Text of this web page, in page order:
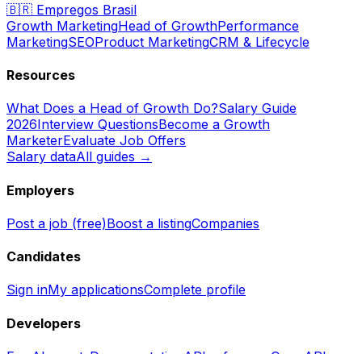
🇧🇷 Empregos Brasil
Growth MarketingHead of GrowthPerformance
MarketingSEOProduct MarketingCRM & Lifecycle
Resources
What Does a Head of Growth Do?Salary Guide
2026Interview QuestionsBecome a Growth
MarketerEvaluate Job Offers
Salary dataAll guides →
Employers
Post a job (free)Boost a listingCompanies
Candidates
Sign inMy applicationsComplete profile
Developers